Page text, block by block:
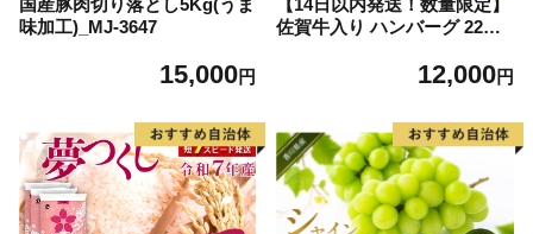
国産豚肉切り落とし5Kg(うま
味加工)_MJ-3647
15,000円
【14日以内発送！数量限定】
佐賀牛入り ハンバーグ 22個
毛和牛 ブランド牛 九州 ハン
(H083106)
12,000円